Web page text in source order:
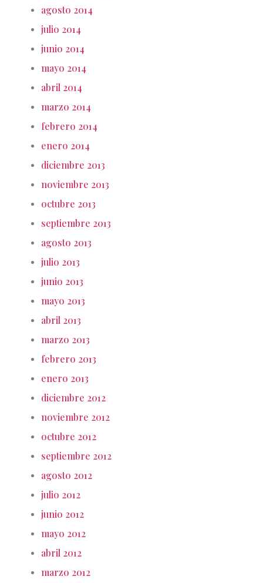
agosto 2014
julio 2014
junio 2014
mayo 2014
abril 2014
marzo 2014
febrero 2014
enero 2014
diciembre 2013
noviembre 2013
octubre 2013
septiembre 2013
agosto 2013
julio 2013
junio 2013
mayo 2013
abril 2013
marzo 2013
febrero 2013
enero 2013
diciembre 2012
noviembre 2012
octubre 2012
septiembre 2012
agosto 2012
julio 2012
junio 2012
mayo 2012
abril 2012
marzo 2012